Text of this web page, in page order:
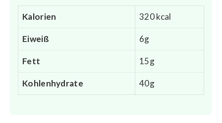
Kalorien 320 kcal
Eiweiß 6g
Fett 15g
Kohlenhydrate 40g